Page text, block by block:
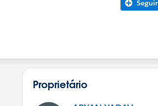
Seguir
Proprietário